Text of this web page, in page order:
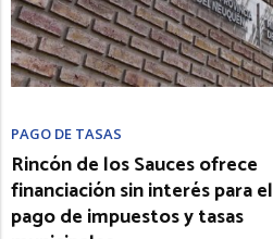
PAGO DE TASAS
Rincón de los Sauces ofrece
financiación sin interés para el
pago de impuestos y tasas